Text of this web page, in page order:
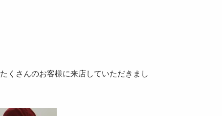
たくさんのお客様に来店していただきまし